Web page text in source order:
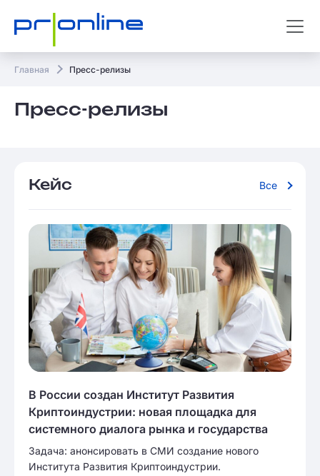
Главная Пресс-релизы
Пресс-релизы
Кейс Все
В России создан Институт Развития
Криптоиндустрии: новая площадка для
системного диалога рынка и государства
Задача: анонсировать в СМИ создание нового
Института Развития Криптоиндустрии.